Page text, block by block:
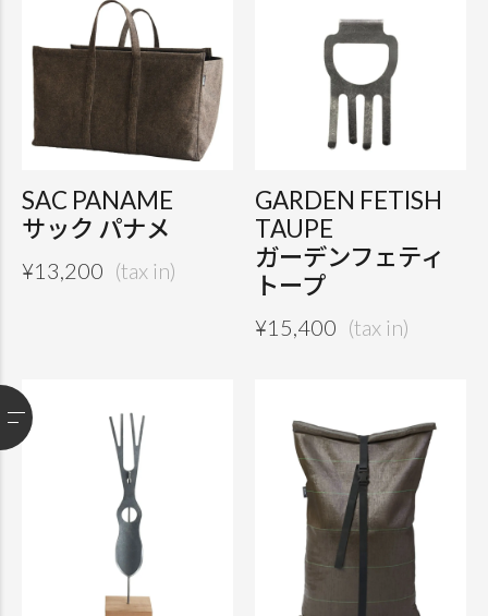
SAC PANAME
サック パナメ
¥13,200
GARDEN FETISH
TAUPE
ガーデンフェティ
トープ
¥15,400